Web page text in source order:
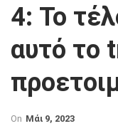
4: Το
αυτό το
On Μάι 9, 2023